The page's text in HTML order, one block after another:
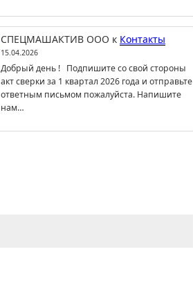
СПЕЦМАШАКТИВ ООО к Контакты
15.04.2026
Добрый день ! Подпишите со свой стороны
акт сверки за 1 квартал 2026 года и отправьте
ответным письмом пожалуйста. Напишите
нам…